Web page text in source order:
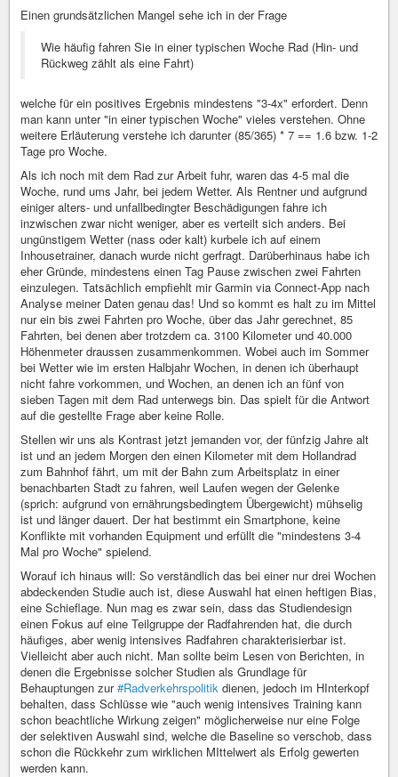
Einen grundsätzlichen Mangel sehe ich in der Frage
Wie häufig fahren Sie in einer typischen Woche Rad (Hin- und
Rückweg zählt als eine Fahrt)
welche für ein positives Ergebnis mindestens "3-4x" erfordert. Denn
man kann unter "in einer typischen Woche" vieles verstehen. Ohne
weitere Erläuterung verstehe ich darunter (85/365) * 7 == 1.6 bzw. 1-2
Tage pro Woche.
Als ich noch mit dem Rad zur Arbeit fuhr, waren das 4-5 mal die
Woche, rund ums Jahr, bei jedem Wetter. Als Rentner und aufgrund
einiger alters- und unfallbedingter Beschädigungen fahre ich
inzwischen zwar nicht weniger, aber es verteilt sich anders. Bei
ungünstigem Wetter (nass oder kalt) kurbele ich auf einem
Inhousetrainer, danach wurde nicht gerfragt. Darüberhinaus habe ich
eher Gründe, mindestens einen Tag Pause zwischen zwei Fahrten
einzulegen. Tatsächlich empfiehlt mir Garmin via Connect-App nach
Analyse meiner Daten genau das! Und so kommt es halt zu im Mittel
nur ein bis zwei Fahrten pro Woche, über das Jahr gerechnet, 85
Fahrten, bei denen aber trotzdem ca. 3100 Kilometer und 40.000
Höhenmeter draussen zusammenkommen. Wobei auch im Sommer
bei Wetter wie im ersten Halbjahr Wochen, in denen ich überhaupt
nicht fahre vorkommen, und Wochen, an denen ich an fünf von
sieben Tagen mit dem Rad unterwegs bin. Das spielt für die Antwort
auf die gestellte Frage aber keine Rolle.
Stellen wir uns als Kontrast jetzt jemanden vor, der fünfzig Jahre alt
ist und an jedem Morgen den einen Kilometer mit dem Hollandrad
zum Bahnhof fährt, um mit der Bahn zum Arbeitsplatz in einer
benachbarten Stadt zu fahren, weil Laufen wegen der Gelenke
(sprich: aufgrund von ernährungsbedingtem Übergewicht) mühselig
ist und länger dauert. Der hat bestimmt ein Smartphone, keine
Konflikte mit vorhanden Equipment und erfüllt die "mindestens 3-4
Mal pro Woche" spielend.
Worauf ich hinaus will: So verständlich das bei einer nur drei Wochen
abdeckenden Studie auch ist, diese Auswahl hat einen heftigen Bias,
eine Schieflage. Nun mag es zwar sein, dass das Studiendesign
einen Fokus auf eine Teilgruppe der Radfahrenden hat, die durch
häufiges, aber wenig intensives Radfahren charakterisierbar ist.
Vielleicht aber auch nicht. Man sollte beim Lesen von Berichten, in
denen die Ergebnisse solcher Studien als Grundlage für
Behauptungen zur#Radverkehrspolitik dienen, jedoch im HInterkopf
behalten, dass Schlüsse wie "auch wenig intensives Training kann
schon beachtliche Wirkung zeigen" möglicherweise nur eine Folge
der selektiven Auswahl sind, welche die Baseline so verschob, dass
schon die Rückkehr zum wirklichen MIttelwert als Erfolg gewerten
werden kann.